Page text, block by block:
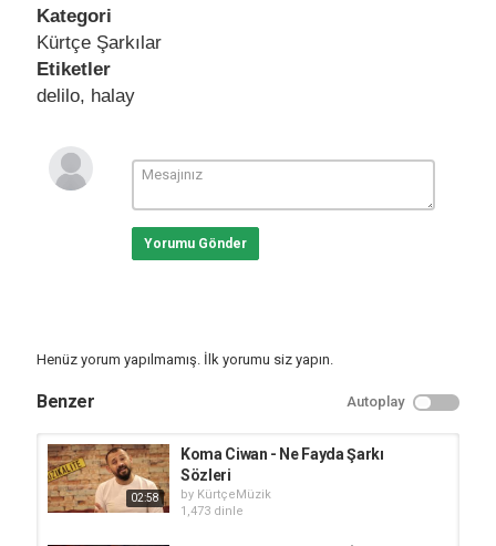
Kategori
Kürtçe Şarkılar
Etiketler
delilo, halay
Yorumu Gönder
Henüz yorum yapılmamış. İlk yorumu siz yapın.
Benzer Autoplay
02:58
Koma Ciwan - Ne Fayda Şarkı
Sözleri
by KürtçeMüzik
1,473 dinle